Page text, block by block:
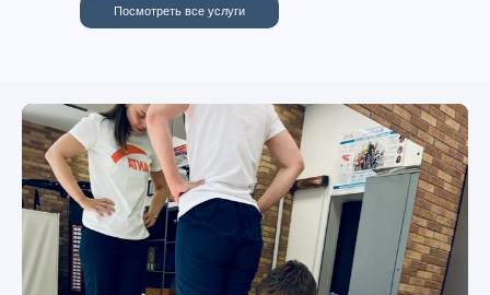
Посмотреть все услуги